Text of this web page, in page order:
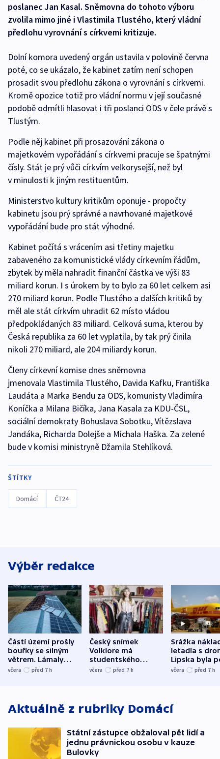
poslanec Jan Kasal. Sněmovna do tohoto výboru
zvolila mimo jiné i Vlastimila Tlustého, který vládní
předlohu vyrovnání s církvemi kritizuje.
Dolní komora uvedený orgán ustavila v polovině června
poté, co se ukázalo, že kabinet zatím není schopen
prosadit svou předlohu zákona o vyrovnání s církvemi.
Kromě opozice totiž pro vládní normu v její současné
podobě odmítli hlasovat i tři poslanci ODS v čele právě s
Tlustým.
Podle něj kabinet při prosazování zákona o
majetkovém vypořádání s církvemi pracuje se špatnými
čísly. Stát je prý vůči církvím velkorysejší, než byl
v minulosti k jiným restituentům.
Ministerstvo kultury kritikům oponuje - propočty
kabinetu jsou prý správné a navrhované majetkové
vypořádání bude pro stát výhodné.
Kabinet počítá s vrácením asi třetiny majetku
zabaveného za komunistické vlády církevním řádům,
zbytek by měla nahradit finanční částka ve výši 83
miliard korun. I s úrokem by to bylo za 60 let celkem asi
270 miliard korun. Podle Tlustého a dalších kritiků by
měl ale stát církvím uhradit 62 místo vládou
předpokládaných 83 miliard. Celková suma, kterou by
Česká republika za 60 let vyplatila, by tak prý činila
nikoli 270 miliard, ale 204 miliardy korun.
Členy církevní komise dnes sněmovna
jmenovala Vlastimila Tlustého, Davida Kafku, Františka
Laudáta a Marka Bendu za ODS, komunisty Vladimíra
Koníčka a Milana Bičíka, Jana Kasala za KDU-ČSL,
sociální demokraty Bohuslava Sobotku, Vítězslava
Jandáka, Richarda Dolejše a Michala Haška. Za zelené
bude v komisi ministryně Džamila Stehlíková.
ŠTÍTKY
Domácí ČT24
Výběr redakce
Částí území prošly
bouřky se silným
větrem. Lámaly
stromy a poničily
včera před 7 h
Český snímek
Volklore má
studentského
Oscara, zabojuje o
včera před 7 h
Srážka
letadla s
Lipska byla
německého
včera před 7 h
Aktuálně z rubriky Domácí
Státní zástupce obžaloval pět lidí a
jednu právnickou osobu v kauze
Bulovky